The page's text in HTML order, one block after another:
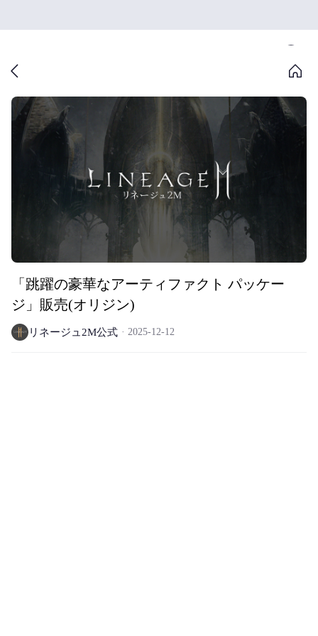
「跳躍の豪華なアーティファクト パッケー
ジ」販売(オリジン)
リネージュ2M公式 2025-12-12